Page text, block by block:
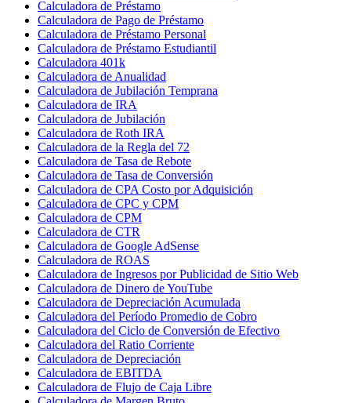
Calculadora de Préstamo
Calculadora de Pago de Préstamo
Calculadora de Préstamo Personal
Calculadora de Préstamo Estudiantil
Calculadora 401k
Calculadora de Anualidad
Calculadora de Jubilación Temprana
Calculadora de IRA
Calculadora de Jubilación
Calculadora de Roth IRA
Calculadora de la Regla del 72
Calculadora de Tasa de Rebote
Calculadora de Tasa de Conversión
Calculadora de CPA Costo por Adquisición
Calculadora de CPC y CPM
Calculadora de CPM
Calculadora de CTR
Calculadora de Google AdSense
Calculadora de ROAS
Calculadora de Ingresos por Publicidad de Sitio Web
Calculadora de Dinero de YouTube
Calculadora de Depreciación Acumulada
Calculadora del Período Promedio de Cobro
Calculadora del Ciclo de Conversión de Efectivo
Calculadora del Ratio Corriente
Calculadora de Depreciación
Calculadora de EBITDA
Calculadora de Flujo de Caja Libre